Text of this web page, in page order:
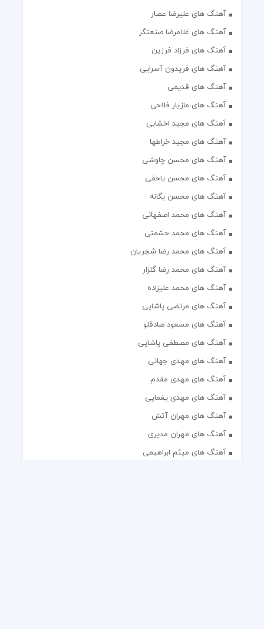
آهنگ های علیرضا عصار
آهنگ های غلامرضا صنعتگر
آهنگ های فرزاد فرزین
آهنگ های فریدون آسرایی
آهنگ های قدیمی
آهنگ های مازیار فلاحی
آهنگ های مجید اخشابی
آهنگ های مجید خراطها
آهنگ های محسن چاوشی
آهنگ های محسن یاحقی
آهنگ های محسن یگانه
آهنگ های محمد اصفهانی
آهنگ های محمد حشمتی
آهنگ های محمد رضا شجریان
آهنگ های محمد رضا گلزار
آهنگ های محمد علیزاده
آهنگ های مرتضی پاشایی
آهنگ های مسعود صادقلو
آهنگ های مصطفی پاشایی
آهنگ های مهدی جهانی
آهنگ های مهدی مقدم
آهنگ های مهدی یغمایی
آهنگ های مهران آتش
آهنگ های مهران مدیری
آهنگ های میثم ابراهیمی